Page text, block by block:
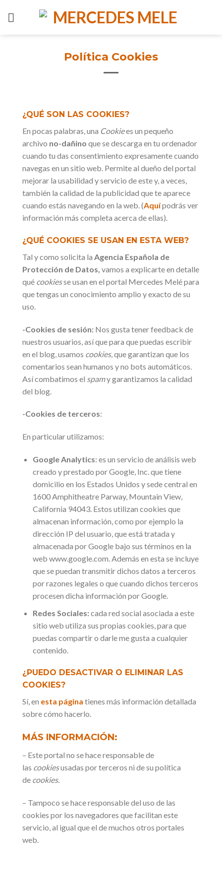
Política Cookies
¿QUÉ SON LAS COOKIES?
En pocas palabras, una Cookiees un pequeño
archivo no-dañino que se descarga en tu ordenador
cuando tu das consentimiento expresamente cuando
navegas en un sitio web. Permite al dueño del portal
mejorar la usabilidad y servicio de este y, a veces,
también la calidad de la publicidad que te aparece
cuando estás navegando en la web. (Aquípodrás ver
información más completa acerca de ellas).
¿QUÉ COOKIES SE USAN EN ESTA WEB?
Tal y como solicita la Agencia Española de
Protección de Datos, vamos a explicarte en detalle
qué cookiesse usan en el portal Mercedes Melé para
que tengas un conocimiento amplio y exacto de su
uso.
-Cookies de sesión: Nos gusta tener feedback de
nuestros usuarios, así que para que puedas escribir
en el blog, usamos cookies, que garantizan que los
comentarios sean humanos y no bots automáticos.
Así combatimos el spamy garantizamos la calidad
del blog.
-Cookies de terceros:
En particular utilizamos:
Google Analytics: es un servicio de análisis web
creado y prestado por Google, Inc. que tiene
domicilio en los Estados Unidos y sede central en
1600 Amphitheatre Parway, Mountain View,
California 94043. Estos utilizan cookies que
almacenan información, como por ejemplo la
dirección IP del usuario, que está tratada y
almacenada por Google bajo sus términos en la
web www.google.com. Además en esta se incluye
que se puedan transmitir dichos datos a terceros
por razones legales o que cuando dichos terceros
procesen dicha información por Google.
Redes Sociales:cada red social asociada a este
sitio web utiliza sus propias cookies, para que
puedas compartir o darle me gusta a cualquier
contenido.
¿PUEDO DESACTIVAR O ELIMINAR LAS
COOKIES?
Sí, en esta página tienes más información detallada
sobre cómo hacerlo.
MÁS INFORMACIÓN:
– Este portal no se hace responsable de
las cookiesusadas por terceros ni de su política
de cookies.
– Tampoco se hace responsable del uso de las
cookies por los navegadores que facilitan este
servicio, al igual que el de muchos otros portales
web.